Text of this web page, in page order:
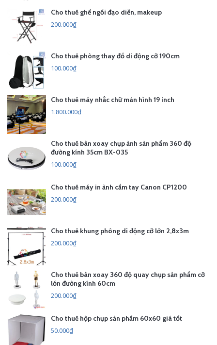
Cho thuê ghế ngồi đạo diễn, makeup
200.000₫
Cho thuê phòng thay đồ di động cỡ 190cm
100.000₫
Cho thuê máy nhắc chữ màn hình 19 inch
1.800.000₫
Cho thuê bàn xoay chụp ảnh sản phẩm 360 độ
đường kính 35cm BX-035
100.000₫
Cho thuê máy in ảnh cầm tay Canon CP1200
200.000₫
Cho thuê khung phông di động cỡ lớn 2,8x3m
200.000₫
Cho thuê bàn xoay 360 độ quay chụp sản phẩm cỡ
lớn đường kính 60cm
200.000₫
Cho thuê hộp chụp sản phẩm 60x60 giá tốt
50.000₫